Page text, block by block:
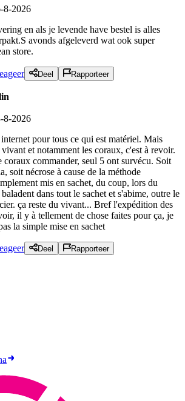
8-2026
en als je levende have bestel is alles
avonds afgeleverd wat ook super
store.
Deel Rapporteer
8-2026
pour tous ce qui est matériel. Mais
et notamment les coraux, c'est à revoir.
coraux commander, seul 5 ont survécu. Soit
soit nécrose à cause de la méthode
mis en sachet, du coup, lors du
dans tout le sachet et s'abime, outre le
ça reste du vivant... Bref l'expédition des
il y à tellement de chose faites pour ça, je
la simple mise en sachet
Deel Rapporteer